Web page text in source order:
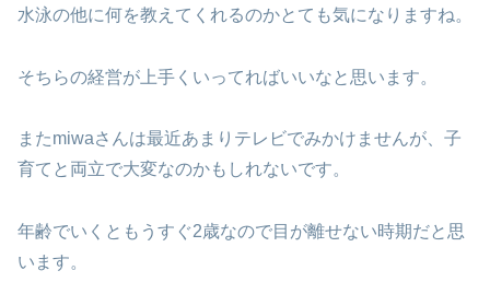
水泳の他に何を教えてくれるのかとても気になりますね。
そちらの経営が上手くいってればいいなと思います。
またmiwaさんは最近あまりテレビでみかけませんが、子
育てと両立で大変なのかもしれないです。
年齢でいくともうすぐ2歳なので目が離せない時期だと思
います。